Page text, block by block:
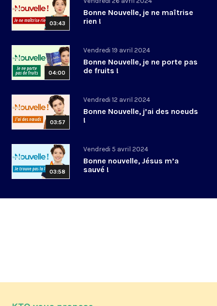
03:43
Bonne Nouvelle, je ne maîtrise
rien !
04:00
Vendredi 19 avril 2024
Bonne Nouvelle, je ne porte pas
de fruits !
03:57
Vendredi 12 avril 2024
Bonne Nouvelle, j’ai des noeuds
!
03:58
Vendredi 5 avril 2024
Bonne nouvelle, Jésus m’a
sauvé !